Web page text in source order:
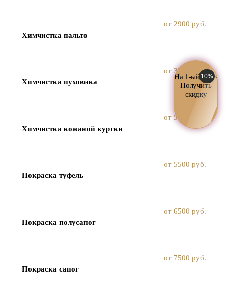
Химчистка пальто
от 2900 руб.
Химчистка пуховика
от 3500 руб.
Химчистка кожаной куртки
от 5500 руб.
Покраска туфель
от 5500 руб.
Покраска полусапог
от 6500 руб.
Покраска сапог
от 7500 руб.
10%
На 1-ый заказ
Получить
скидку